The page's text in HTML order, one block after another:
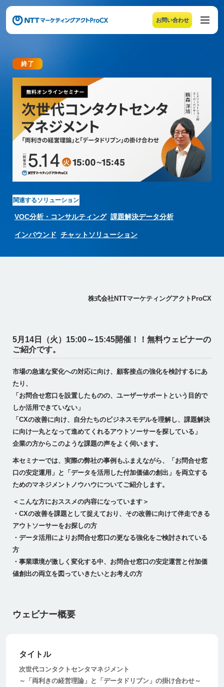
お問い合わせ
メニューの末尾です。Escape キーでメニューを閉じるこ
終了
【ウェビナー開催のお知らせ】 次世代コンタクト
関連するソリューション
VOC分析・コンサルティング 課題解決データ分析
インバウンド チャットソリューション
株式会社NTTマーケティングアクトProCX
5月14日（火）15:00～15:45開催！！無料ウェビナーの
ご紹介です。
市場の急速な変化への対応に向け、顧客接点の強化を検討するにあ
たり、
「お問合せ窓口を設置したものの、ユーザーサポートという目的で
しか活用できていない」
「CXの改善に向け、自分たちのビジネスモデルを理解し、課題解決
に向け一丸となって進めてくれるアウトソーサーを探している」
企業の方からこのような課題の声をよく伺います。
本セミナーでは、実際の弊社の事例もふまえながら、「お問合せ窓
口の安定運用」と「データを活用した付加価値の創出」を両立する
ためのマネジメントノウハウについてご紹介します。
＜こんな方におススメの内容になっています＞
・CXの改善を課題として捉えており、その改善に向けて伴走できる
アウトソーサーをお探しの方
・データ活用によりお問合せ窓口の更なる強化をご検討されている
方
・事業環境が激しく変化する中、お問合せ窓口の安定運営と付加価
値創出の両立を図っていきたいとお考えの方
ウェビナー概要
タイトル
次世代コンタクトセンタマネジメント
～「両利きの経営理論」と「データドリブン」の掛け合わせ～